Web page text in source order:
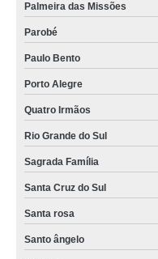
Palmeira das Missões
Parobé
Paulo Bento
Porto Alegre
Quatro Irmãos
Rio Grande do Sul
Sagrada Família
Santa Cruz do Sul
Santa rosa
Santo ângelo